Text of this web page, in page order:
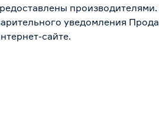
уведомления
сайте.